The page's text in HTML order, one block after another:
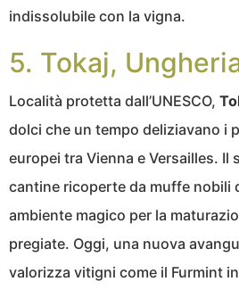
indissolubile con la vigna.
5. Tokaj,
Località protetta dall’UNESCO,
dolci che un tempo deliziavano i
europei tra Vienna e Versailles. Il
cantine ricoperte da muffe nobili
ambiente magico per la
pregiate. Oggi, una nuova
valorizza vitigni come il Furmint